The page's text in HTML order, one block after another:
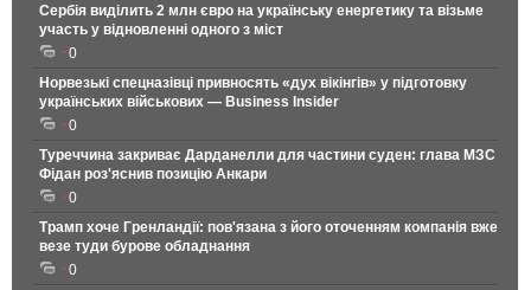
Сербія виділить 2 млн євро на українську енергетику та візьме
участь у відновленні одного з міст
0
Норвезькі спецназівці привносять «дух вікінгів» у підготовку
українських військових — Business Insider
0
Туреччина закриває Дарданелли для частини суден: глава МЗС
Фідан роз'яснив позицію Анкари
0
Трамп хоче Гренландії: пов'язана з його оточенням компанія вже
везе туди бурове обладнання
0